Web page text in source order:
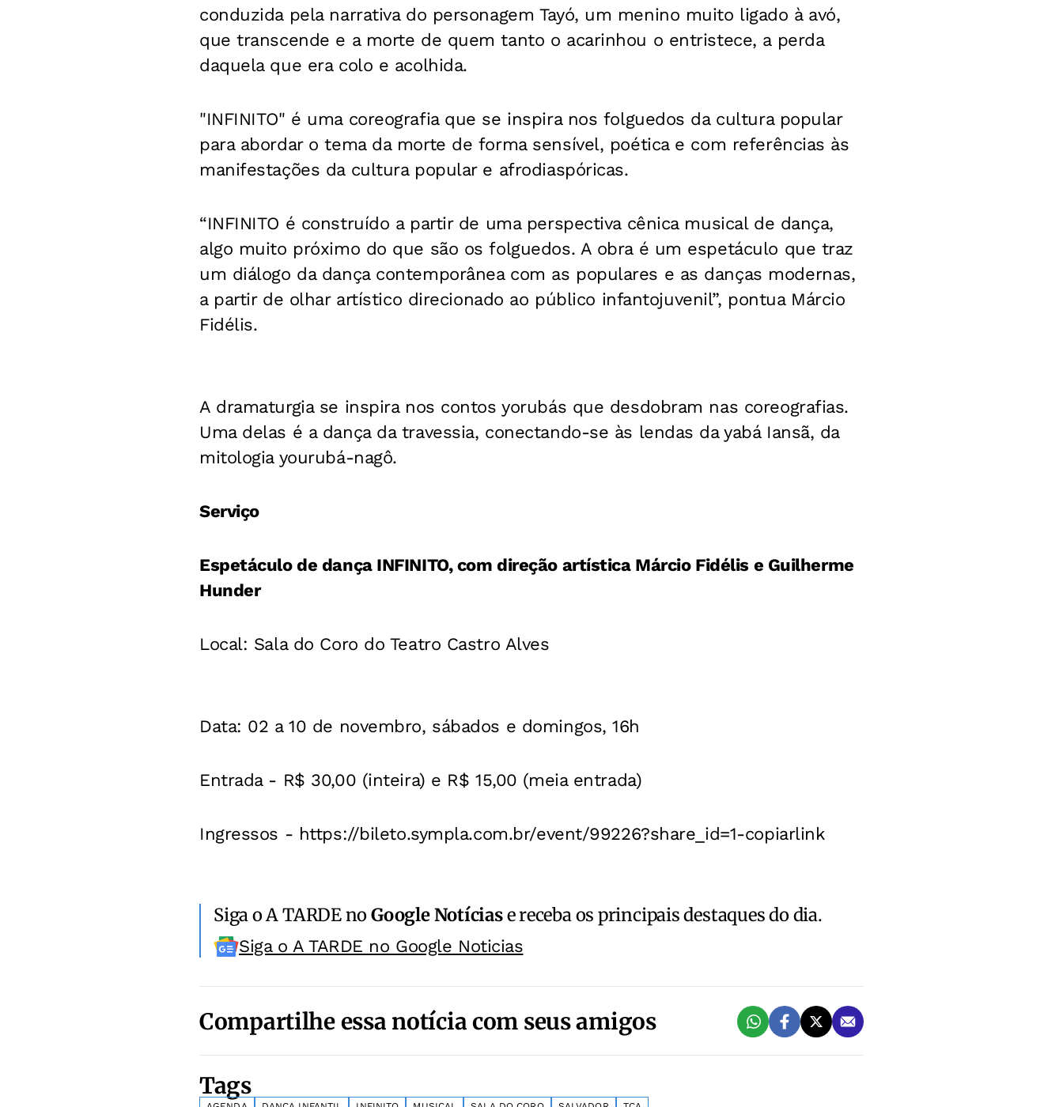
conduzida pela narrativa do personagem Tayó, um menino muito ligado à avó,
que transcende e a morte de quem tanto o acarinhou o entristece, a perda
daquela que era colo e acolhida.
"INFINITO" é uma coreografia que se inspira nos folguedos da cultura popular
para abordar o tema da morte de forma sensível, poética e com referências às
manifestações da cultura popular e afrodiaspóricas.
“INFINITO é construído a partir de uma perspectiva cênica musical de dança,
algo muito próximo do que são os folguedos. A obra é um espetáculo que traz
um diálogo da dança contemporânea com as populares e as danças modernas,
a partir de olhar artístico direcionado ao público infantojuvenil”, pontua Márcio
Fidélis.
A dramaturgia se inspira nos contos yorubás que desdobram nas coreografias.
Uma delas é a dança da travessia, conectando-se às lendas da yabá Iansã, da
mitologia yourubá-nagô.
Serviço
Espetáculo de dança INFINITO, com direção artística Márcio Fidélis e Guilherme
Hunder
Local: Sala do Coro do Teatro Castro Alves
Data: 02 a 10 de novembro, sábados e domingos, 16h
Entrada - R$ 30,00 (inteira) e R$ 15,00 (meia entrada)
Ingressos - https://bileto.sympla.com.br/event/99226?share_id=1-copiarlink
Siga o A TARDE noGoogle Notíciase receba os principais destaques do dia.
Siga o A TARDE no Google Noticias
Compartilhe essa notícia com seus amigos
Tags